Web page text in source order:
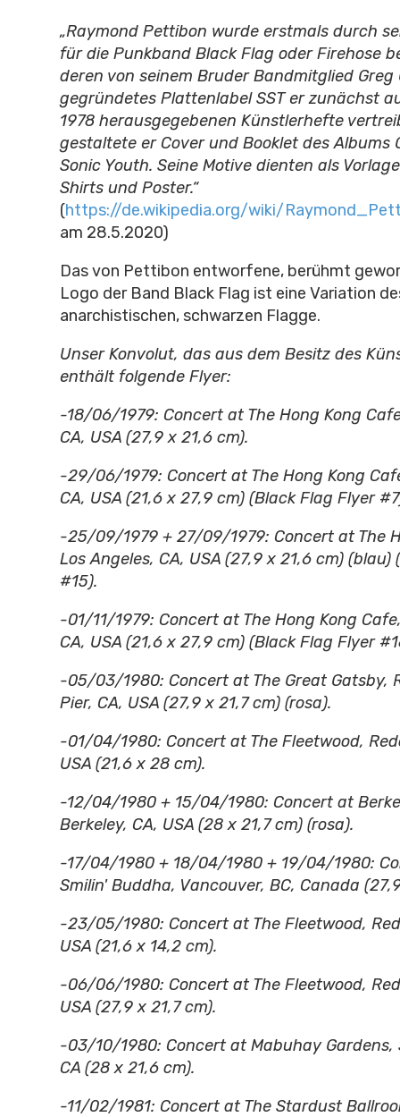
„Raymond Pettibon wurde erstmals durch
für die Punkband Black Flag oder Firehose
deren von seinem Bruder Bandmitglied Greg
gegründetes Plattenlabel SST er zunächst
1978 herausgegebenen Künstlerhefte
gestaltete er Cover und Booklet des Albums
Sonic Youth. Seine Motive dienten als
Shirts und Poster.“
(https://de.wikipedia.org/wiki/
am 28.5.2020)
Das von Pettibon entworfene, berühmt
Logo der Band Black Flag ist eine Variation
anarchistischen, schwarzen Flagge.
Unser Konvolut, das aus dem Besitz des
enthält folgende Flyer:
-18/06/1979: Concert at The Hong Kong
CA, USA (27,9 x 21,6 cm).
-29/06/1979: Concert at The Hong Kong
CA, USA (21,6 x 27,9 cm) (Black Flag Flyer
-25/09/1979 + 27/09/1979: Concert at The
Los Angeles, CA, USA (27,9 x 21,6 cm)
#15).
-01/11/1979: Concert at The Hong Kong
CA, USA (21,6 x 27,9 cm) (Black Flag Flyer
-05/03/1980: Concert at The Great Gatsby,
Pier, CA, USA (27,9 x 21,7 cm) (rosa).
-01/04/1980: Concert at The Fleetwood,
USA (21,6 x 28 cm).
-12/04/1980 + 15/04/1980: Concert at
Berkeley, CA, USA (28 x 21,7 cm) (rosa).
-17/04/1980 + 18/04/1980 + 19/04/1980:
Smilin' Buddha, Vancouver, BC, Canada
-23/05/1980: Concert at The Fleetwood,
USA (21,6 x 14,2 cm).
-06/06/1980: Concert at The Fleetwood,
USA (27,9 x 21,7 cm).
-03/10/1980: Concert at Mabuhay Gardens,
CA (28 x 21,6 cm).
-11/02/1981: Concert at The Stardust